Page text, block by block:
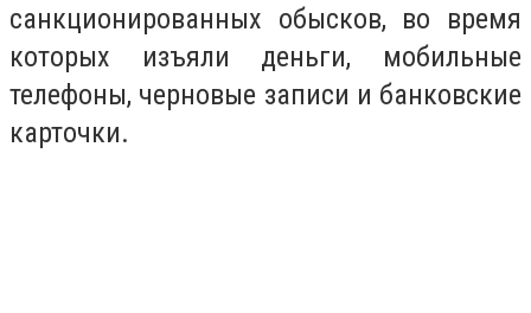
санкционированных обысков, во время
которых изъяли деньги, мобильные
телефоны, черновые записи и банковские
карточки.